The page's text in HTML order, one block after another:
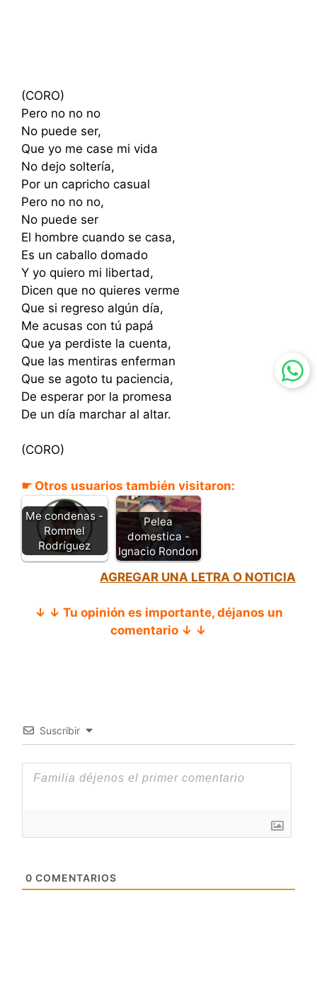
(CORO)
Pero no no no
No puede ser,
Que yo me case mi vida
No dejo soltería,
Por un capricho casual
Pero no no no,
No puede ser
El hombre cuando se casa,
Es un caballo domado
Y yo quiero mi libertad,
Dicen que no quieres verme
Que si regreso algún día,
Me acusas con tú papá
Que ya perdiste la cuenta,
Que las mentiras enferman
Que se agoto tu paciencia,
De esperar por la promesa
De un día marchar al altar.
(CORO)
☛ Otros usuarios también visitaron:
Me condenas -
Rommel
Rodríguez
Pelea
domestica -
Ignacio Rondon
AGREGAR UNA LETRA O NOTICIA
↓ ↓ Tu opinión es importante, déjanos un
comentario ↓ ↓
Suscribir
0 COMENTARIOS